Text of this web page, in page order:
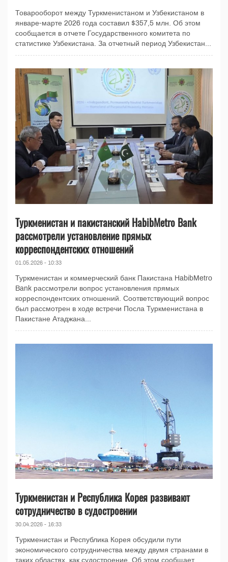
Товарооборот между Туркменистаном и Узбекистаном в
январе-марте 2026 года составил $357,5 млн. Об этом
сообщается в отчете Государственного комитета по
статистике Узбекистана. За отчетный период Узбекистан...
Туркменистан и пакистанский HabibMetro Bank
рассмотрели установление прямых
корреспондентских отношений
01.05.2026 - 10:33
Туркменистан и коммерческий банк Пакистана HabibMetro
Bank рассмотрели вопрос установления прямых
корреспондентских отношений. Соответствующий вопрос
был рассмотрен в ходе встречи Посла Туркменистана в
Пакистане Атаджана...
Туркменистан и Республика Корея развивают
сотрудничество в судостроении
30.04.2026 - 16:33
Туркменистан и Республика Корея обсудили пути
экономического сотрудничества между двумя странами в
таких областях, как судостроение. Об этом сообщает